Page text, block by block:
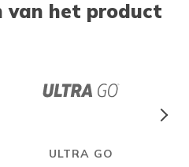
van het product
ULTRA GO